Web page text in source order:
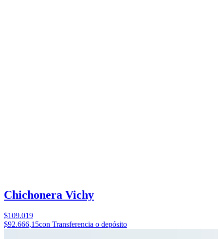
Chichonera Vichy
$109.019
$92.666,15con Transferencia o depósito